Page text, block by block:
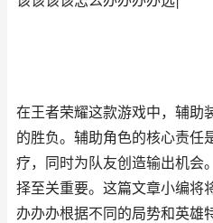
在王者荣耀这款游戏中，辅助
的胜负。辅助角色的核心责任
疗，同时为队友创造输出机会
择至关重要。这篇文章小编将
办办办根据不同的局势和英雄